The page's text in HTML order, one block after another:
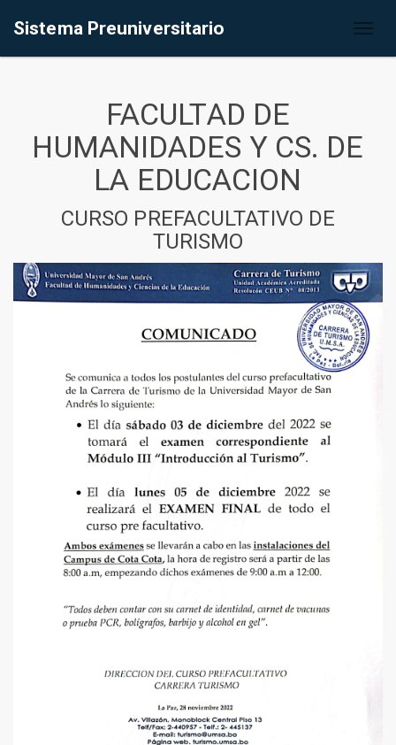
Sistema Preuniversitario
FACULTAD DE
HUMANIDADES Y CS. DE
LA EDUCACION
CURSO PREFACULTATIVO DE
TURISMO